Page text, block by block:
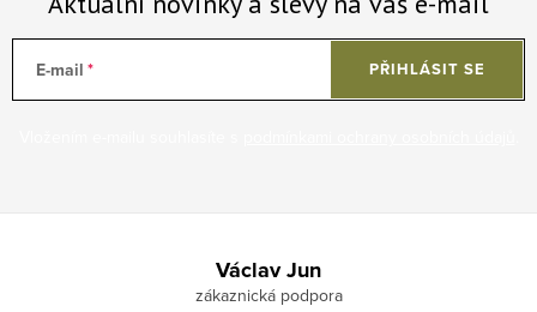
E-mail PŘIHLÁSIT SE
Václav Jun